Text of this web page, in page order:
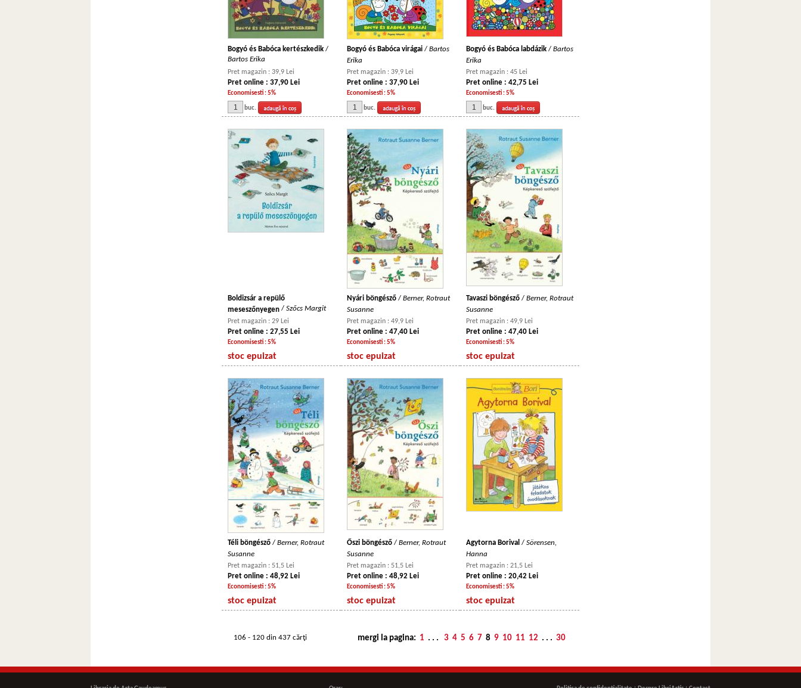
Bogyó és Babóca kertészkedik /
Bartos Erika
Bogyó és Babóca virágai / Bartos
Erika
Bogyó és Babóca labdázik / Bartos
Erika
Pret magazin : 39,9 Lei
Pret online : 37,90 Lei
Economisesti : 5%
Pret magazin : 39,9 Lei
Pret online : 37,90 Lei
Economisesti : 5%
Pret magazin : 45 Lei
Pret online : 42,75 Lei
Economisesti : 5%
buc. buc. buc.
Boldizsár a repülő
meseszőnyegen / Szőcs Margit
Nyári böngésző / Berner, Rotraut
Susanne
Tavaszi böngésző / Berner, Rotraut
Susanne
Pret magazin : 29 Lei
Pret online : 27,55 Lei
Economisesti : 5%
Pret magazin : 49,9 Lei
Pret online : 47,40 Lei
Economisesti : 5%
Pret magazin : 49,9 Lei
Pret online : 47,40 Lei
Economisesti : 5%
stoc epuizat stoc epuizat stoc epuizat
Téli böngésző / Berner, Rotraut
Susanne
Őszi böngésző / Berner, Rotraut
Susanne
Agytorna Borival / Sörensen,
Hanna
Pret magazin : 51,5 Lei
Pret online : 48,92 Lei
Economisesti : 5%
Pret magazin : 51,5 Lei
Pret online : 48,92 Lei
Economisesti : 5%
Pret magazin : 21,5 Lei
Pret online : 20,42 Lei
Economisesti : 5%
stoc epuizat stoc epuizat stoc epuizat
106 - 120 din 437 cărţi mergi la pagina: 1 . . . 3 4 5 6 7 8 9 10 11 12 . . . 30